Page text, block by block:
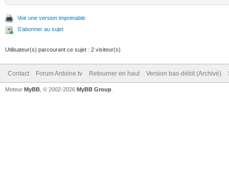
Voir une version imprimable
S’abonner au sujet
Utilisateur(s) parcourant ce sujet : 2 visiteur(s)
Contact Forum Antoine.tv Retourner en haut Version bas-débit (Archivé)
Moteur MyBB , © 2002-2026 MyBB Group